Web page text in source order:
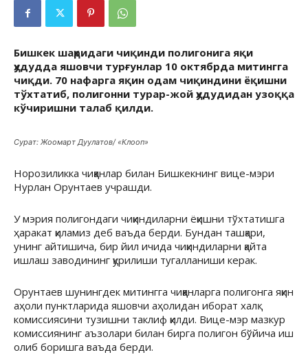
Бишкек шаҳридаги чиқинди полигонига яқи
ҳудудда яшовчи турғунлар 10 октябрда митингга
чиқди. 70 нафарга яқин одам чиқиндини ёқишни
тўхтатиб, полигонни турар-жой ҳудудидан узоққа
кўчиришни талаб қилди.
Сурат: Жоомарт Дуулатов/ «Клооп»
Норозиликка чиққанлар билан Бишкекнинг вице-мэри
Нурлан Орунтаев учрашди.
У мэрия полигондаги чиқиндиларни ёқишни тўхтатишга
ҳаракат қиламиз деб ваъда берди. Бундан ташқари,
унинг айтишича, бир йил ичида чиқиндиларни қайта
ишлаш заводининг қурилиши тугалланиши керак.
Орунтаев шунингдек митингга чиққанларга полигонга яқин
аҳоли пунктларида яшовчи аҳолидан иборат халқ
комиссиясини тузишни таклиф қилди. Вице-мэр мазкур
комиссиянинг аъзолари билан бирга полигон бўйича иш
олиб боришга ваъда берди.